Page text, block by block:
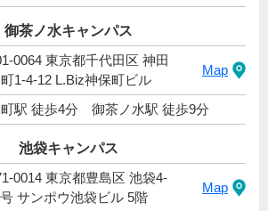
御茶ノ水キャンパス
0064 東京都千代田区 神田
1-4-12 L.Biz神保町ビル
Map
駅 徒歩4分 御茶ノ水駅 徒歩9分
池袋キャンパス
0014 東京都豊島区 池袋4-
サンポウ池袋ビル 5階
Map